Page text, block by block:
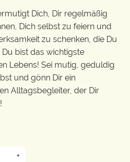
Dich, Dir regelmäßig
Dich selbst zu feiern und
zu schenken, die Du
bist das wichtigste
Lebens! Sei mutig, geduldig
und gönn Dir ein
Alltagsbegleiter, der Dir
+